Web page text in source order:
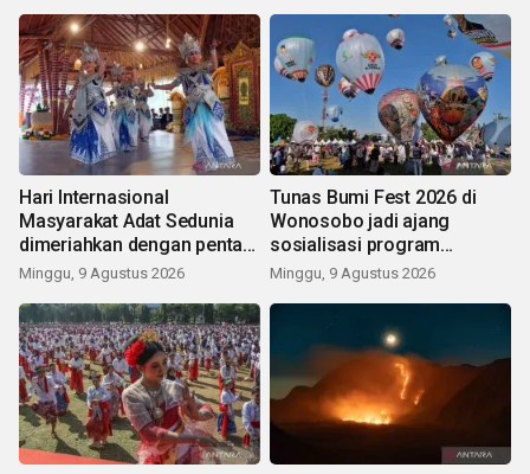
Hari Internasional
Masyarakat Adat Sedunia
dimeriahkan dengan pentas
seni budaya Bali
Minggu, 9 Agustus 2026
Tunas Bumi Fest 2026 di
Wonosobo jadi ajang
sosialisasi program
pemerintah lewat balon
Minggu, 9 Agustus 2026